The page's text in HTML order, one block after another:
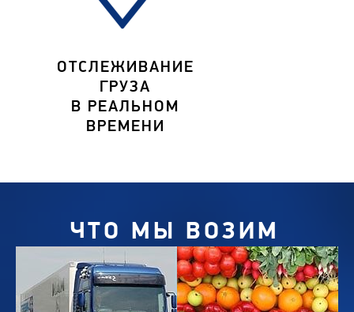
ОТСЛЕЖИВАНИЕ
ГРУЗА
В РЕАЛЬНОМ
ВРЕМЕНИ
ЧТО МЫ ВОЗИМ